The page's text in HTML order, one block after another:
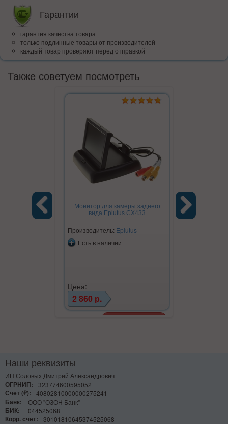
Гарантии
гарантия качества товара
только подлинные товары от производителей
каждый товар проверяют перед отправкой
Также советуем посмотреть
Монитор для камеры заднего
вида Eplutus CX433
Производитель: Eplutus
Есть в наличии
Цена:
2 860 р.
Наши реквизиты
ИП Соловых Дмитрий Александрович
ОГРНИП:
323774600595052
Счёт (₽):
40802810000000275241
Банк:
ООО "ОЗОН Банк"
БИК:
044525068
Корр. счёт:
30101810645374525068